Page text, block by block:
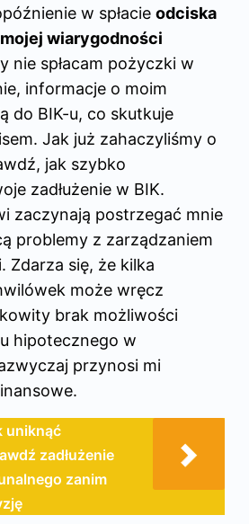
w spłacie odciska
wiarygodności
nie spłacam pożyczki w
informacje o moim
do BIK-u, co skutkuje
Jak już zahaczyliśmy o
jak szybko
zadłużenie w BIK.
zaczynają postrzegać mnie
problemy z zarządzaniem
Zdarza się, że kilka
może wręcz
brak możliwości
hipotecznego w
przynosi mi
uniknąć
zadłużenie
zanim